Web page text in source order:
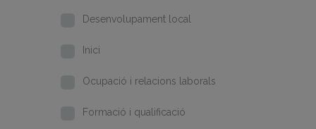
Desenvolupament local
Inici
Ocupació i relacions laborals
Formació i qualificació